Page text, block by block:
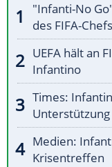
"Infanti-No
des FIFA-Chefs
UEFA hält an
Infantino
Times:
Unterstützung
Medien:
Krisentreffen